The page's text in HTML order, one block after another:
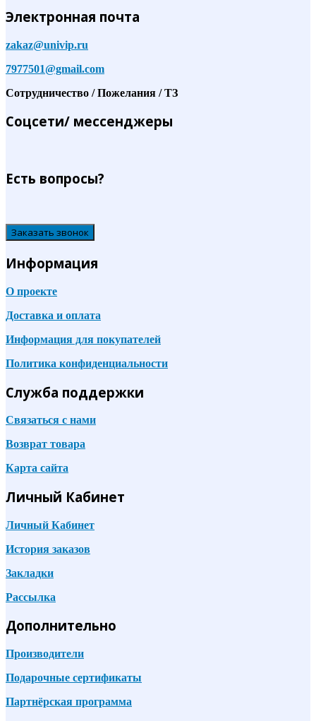
Электронная почта
zakaz@univip.ru
7977501@gmail.com
Сотрудничество / Пожелания / ТЗ
Соцсети/ мессенджеры
Есть вопросы?
Заказать звонок
Информация
О проекте
Доставка и оплата
Информация для покупателей
Политика конфиденциальности
Служба поддержки
Связаться с нами
Возврат товара
Карта сайта
Личный Кабинет
Личный Кабинет
История заказов
Закладки
Рассылка
Дополнительно
Производители
Подарочные сертификаты
Партнёрская программа